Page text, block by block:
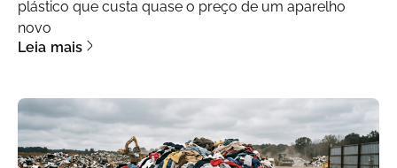
plástico que custa quase o preço de um aparelho
novo
Leia mais